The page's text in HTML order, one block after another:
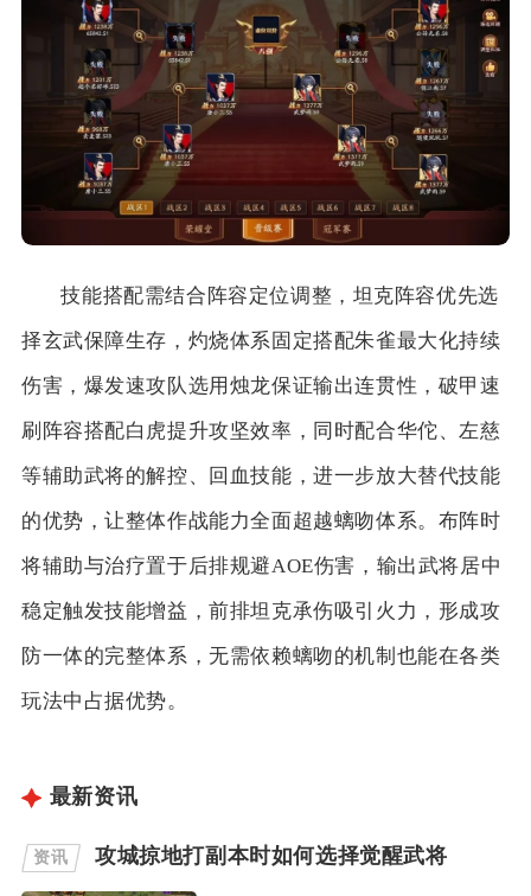
技能搭配需结合阵容定位调整，坦克阵容优先选
择玄武保障生存，灼烧体系固定搭配朱雀最大化持续
伤害，爆发速攻队选用烛龙保证输出连贯性，破甲速
刷阵容搭配白虎提升攻坚效率，同时配合华佗、左慈
等辅助武将的解控、回血技能，进一步放大替代技能
的优势，让整体作战能力全面超越螭吻体系。布阵时
将辅助与治疗置于后排规避AOE伤害，输出武将居中
稳定触发技能增益，前排坦克承伤吸引火力，形成攻
防一体的完整体系，无需依赖螭吻的机制也能在各类
玩法中占据优势。
最新资讯
资讯 攻城掠地打副本时如何选择觉醒武将